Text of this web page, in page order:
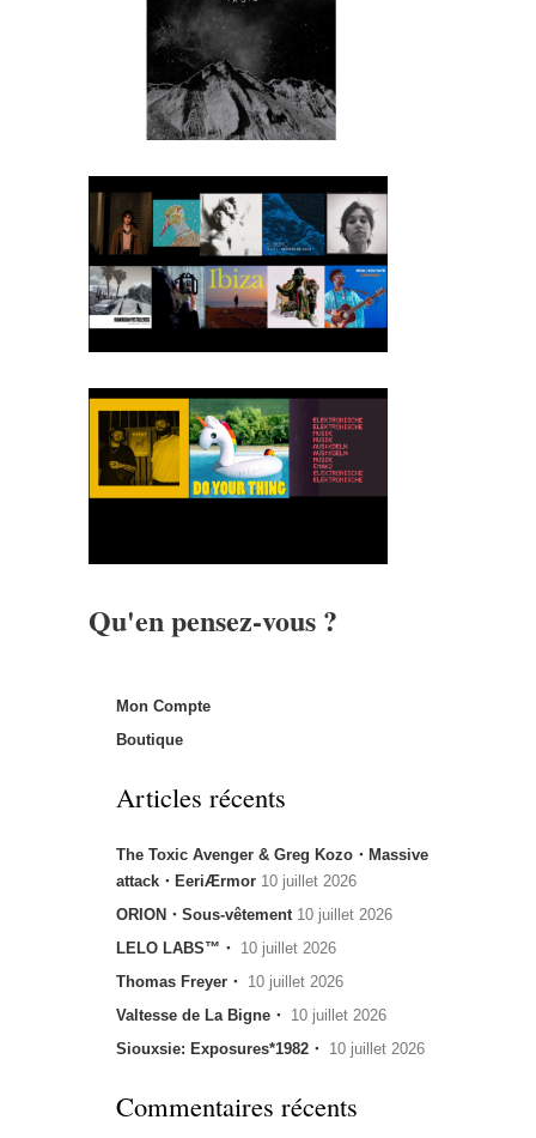
Qu'en pensez-vous ?
Mon Compte
Boutique
Articles récents
The Toxic Avenger & Greg Kozo・Massive
attack・EeriÆrmor 10 juillet 2026
ORION・Sous-vêtement 10 juillet 2026
LELO LABS™・ 10 juillet 2026
Thomas Freyer・ 10 juillet 2026
Valtesse de La Bigne・ 10 juillet 2026
Siouxsie: Exposures*1982・ 10 juillet 2026
Commentaires récents